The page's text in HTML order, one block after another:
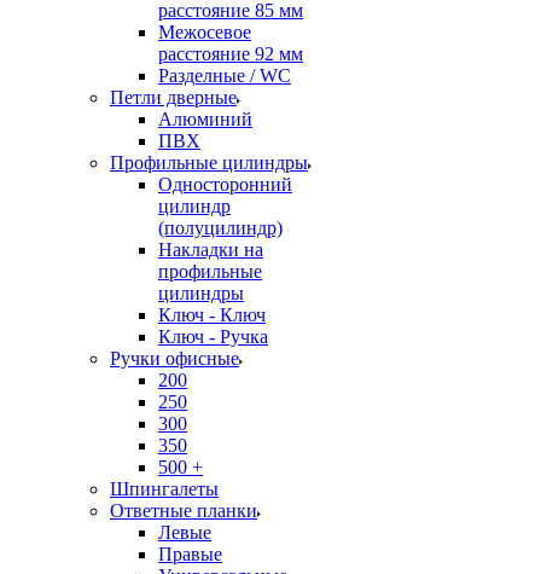
расстояние 85 мм
Межосевое
расстояние 92 мм
Разделные / WC
Петли дверные
Алюминий
ПВХ
Профильные цилиндры
Односторонний
цилиндр
(полуцилиндр)
Накладки на
профильные
цилиндры
Ключ - Ключ
Ключ - Ручка
Ручки офисные
200
250
300
350
500 +
Шпингалеты
Ответные планки
Левые
Правые